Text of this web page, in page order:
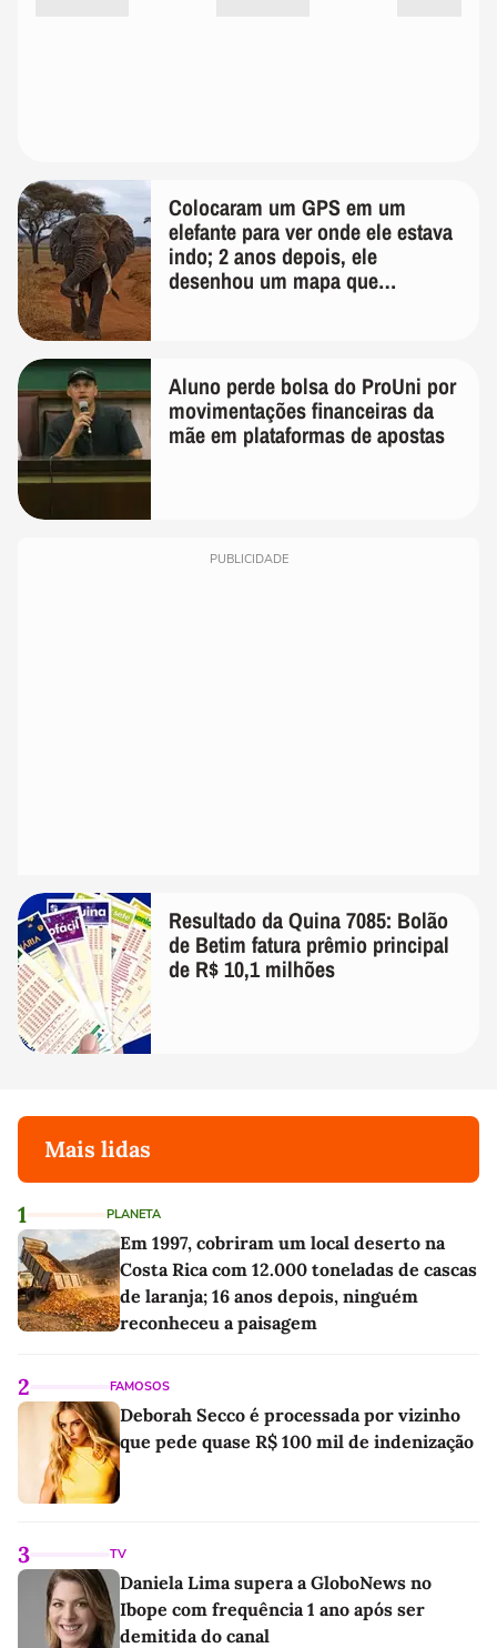
Colocaram um GPS em um
elefante para ver onde ele estava
indo; 2 anos depois, ele
desenhou um mapa que
Aluno perde bolsa do ProUni por
movimentações financeiras da
mãe em plataformas de apostas
PUBLICIDADE
Resultado da Quina 7085: Bolão
de Betim fatura prêmio principal
de R$ 10,1 milhões
Mais lidas
1 PLANETA
Em 1997, cobriram um local deserto na
Costa Rica com 12.000 toneladas de cascas
de laranja; 16 anos depois, ninguém
reconheceu a paisagem
2 FAMOSOS
Deborah Secco é processada por vizinho
que pede quase R$ 100 mil de indenização
3 TV
Daniela Lima supera a GloboNews no
Ibope com frequência 1 ano após ser
demitida do canal